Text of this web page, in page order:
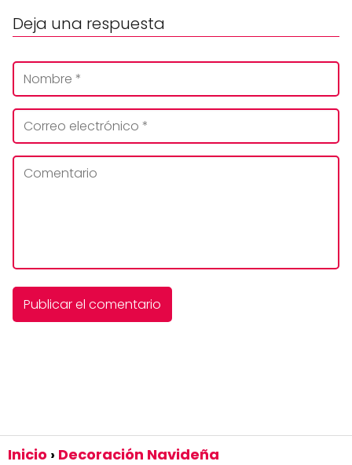
Deja una respuesta
Inicio Decoración Navideña